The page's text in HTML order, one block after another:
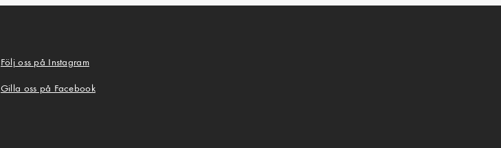
Följ oss på Instagram
Gilla oss på Facebook